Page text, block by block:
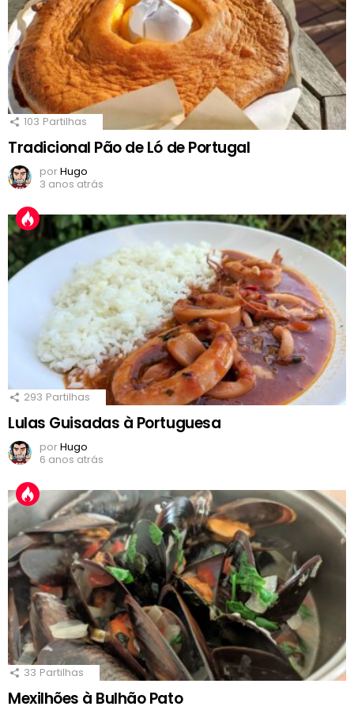
103 Partilhas
Tradicional Pão de Ló de Portugal
porHugo
3 anos atrás
293 Partilhas
Lulas Guisadas à Portuguesa
porHugo
6 anos atrás
33 Partilhas
Mexilhões à Bulhão Pato